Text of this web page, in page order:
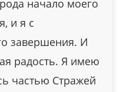
начало моего
и я с
завершения. И
радость. Я имею
частью Стражей